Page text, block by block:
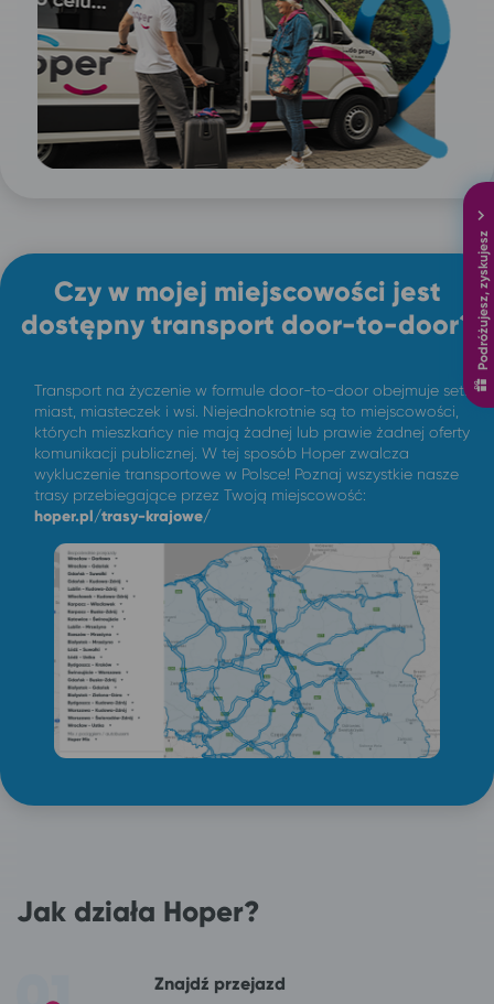
Podróżujesz, zyskujesz
Czy w mojej miejscowości jest
dostępny transport door-to-door?
Transport na życzenie w formule door-to-door obejmuje setki
miast, miasteczek i wsi. Niejednokrotnie są to miejscowości,
których mieszkańcy nie mają żadnej lub prawie żadnej oferty
komunikacji publicznej. W tej sposób Hoper zwalcza
wykluczenie transportowe w Polsce! Poznaj wszystkie nasze
trasy przebiegające przez Twoją miejscowość:
hoper.pl/trasy-krajowe/
Jak działa Hoper?
Znajdź przejazd